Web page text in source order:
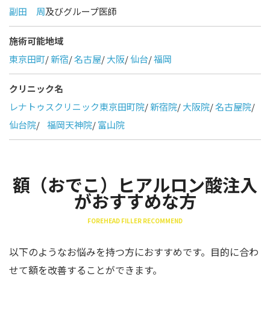
副田 周及びグループ医師
施術可能地域
東京田町/新宿/名古屋/大阪/仙台/福岡
クリニック名
レナトゥスクリニック東京田町院/新宿院/大阪院/名古屋院/
仙台院/ 福岡天神院/富山院
額（おでこ）ヒアルロン酸注入
がおすすめな方
FOREHEAD FILLER RECOMMEND
以下のようなお悩みを持つ方におすすめです。目的に合わ
せて額を改善することができます。